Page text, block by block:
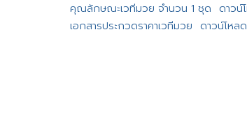
คุณลักษณะเวทีมวย จำนวน 1 ชุด ดาวน์
เอกสารประกวดราคาเวทีมวย ดาวน์โหลด